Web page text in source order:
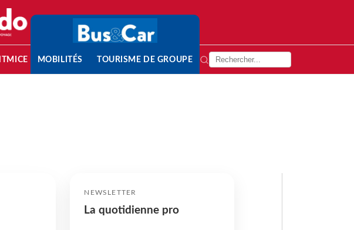
MICE MOBILITÉS TOURISME DE GROUPE
NEWSLETTER
La quotidienne pro